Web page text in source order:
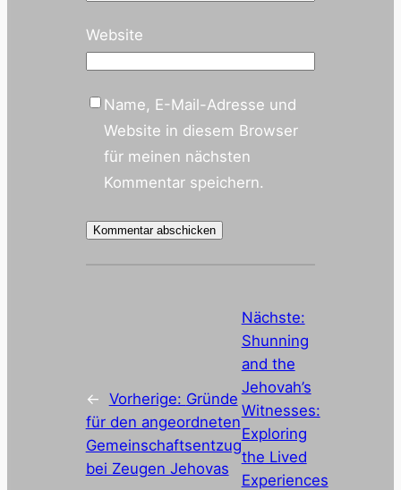
Website
Name, E-Mail-Adresse und
Website in diesem Browser
für meinen nächsten
Kommentar speichern.
← Vorherige: Gründe
für den angeordneten
Gemeinschaftsentzug
bei Zeugen Jehovas
Nächste:
Shunning
and the
Jehovah’s
Witnesses:
Exploring
the Lived
Experiences